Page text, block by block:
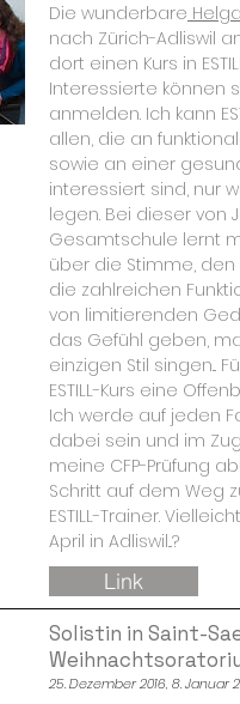
Die wunderbare
nach Zürich-Adliswil
dort einen Kurs in
Interessierte können
anmelden. Ich kann
allen, die an
sowie an einer
interessiert sind, nur
legen. Bei dieser von
Gesamtschule lernt
über die Stimme,
die zahlreichen
von limitierenden
das Gefühl geben,
einzigen Stil singen...
ESTILL-Kurs eine
Ich werde auf jeden
dabei sein und im
meine CFP-Prüfung
Schritt auf dem Weg
ESTILL-Trainer.
April in Adliswil...?
Link
Solistin in Saint-
25. Dezember 2016, 8. Januar